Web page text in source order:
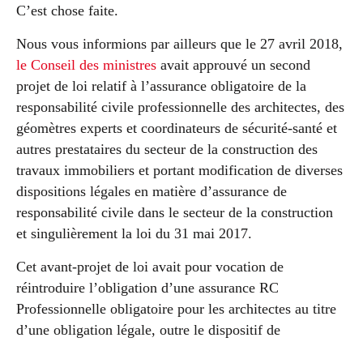
C’est chose faite.
Nous vous informions par ailleurs que le 27 avril 2018,
le Conseil des ministres avait approuvé un second
projet de loi relatif à l’assurance obligatoire de la
responsabilité civile professionnelle des architectes, des
géomètres experts et coordinateurs de sécurité-santé et
autres prestataires du secteur de la construction des
travaux immobiliers et portant modification de diverses
dispositions légales en matière d’assurance de
responsabilité civile dans le secteur de la construction
et singulièrement la loi du 31 mai 2017.
Cet avant-projet de loi avait pour vocation de
réintroduire l’obligation d’une assurance RC
Professionnelle obligatoire pour les architectes au titre
d’une obligation légale, outre le dispositif de